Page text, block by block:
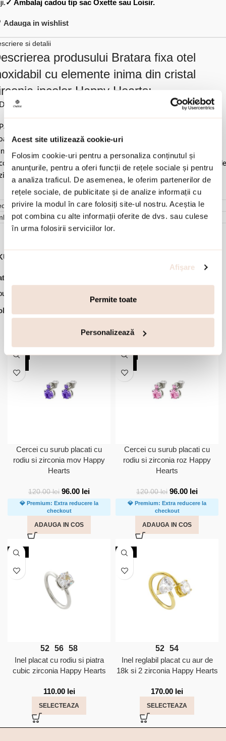
Acest site utilizează cookie-uri
Folosim cookie-uri pentru a personaliza conținutul și
anunțurile, pentru a oferi funcții de rețele sociale și pentru
a analiza traficul. De asemenea, le oferim partenerilor de
rețele sociale, de publicitate și de analize informații cu
privire la modul în care folosiți site-ul nostru. Aceștia le
pot combina cu alte informații oferite de dvs. sau culese
în urma folosirii serviciilor lor.
Afişare
Permite toate
Personalizează
✓ Ambalaj cadou tip sac Oxette sau Loisir.
Adauga in wishlist
si detalii
produsului Bratara fixa otel
cu elemente inima din cristal
incolor Happy Hearts:
5.9 cm / 1 x 0.8 cm & 0.4 cm dimensiuni cristale).
bijuteria in ambalajul original sau intr-un saculet de catifea
pentru a evita frecarea sau lovirea de alte materiale. Evitati
cu apa si produsele cosmetice. Dupa fiecare purtare este
sa o lustruiti cu o laveta curata pentru a evita depunerea de
(0)
Accesorii din aceeasi colectie:
-20%
Cercei cu surub placati cu
rodiu si zirconia mov Happy
Hearts
120.00lei 96.00 lei
💎 Premium: Extra reducere la
checkout
ADAUGA IN COS
-20%
Cercei cu surub placati cu
rodiu si zirconia roz Happy
Hearts
120.00lei 96.00 lei
💎 Premium: Extra reducere la
checkout
ADAUGA IN COS
NOU
52 56 58
Inel placat cu rodiu si piatra
cubic zirconia Happy Hearts
110.00 lei
SELECTEAZA
NOU
52 54
Inel reglabil placat cu aur de
18k si 2 zirconia Happy Hearts
170.00 lei
SELECTEAZA